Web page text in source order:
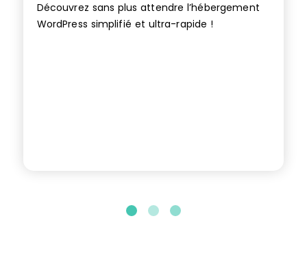
Découvrez sans plus attendre l’hébergement
WordPress simplifié et ultra-rapide !